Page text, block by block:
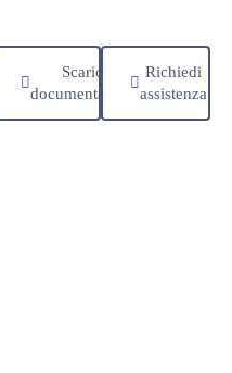
Scarica
documentazione
Richiedi
assistenza